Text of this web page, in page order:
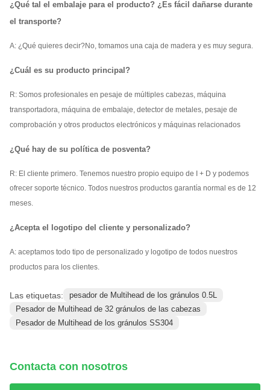
¿Qué tal el embalaje para el producto? ¿Es fácil dañarse durante
el transporte?
A: ¿Qué quieres decir?No, tomamos una caja de madera y es muy segura.
¿Cuál es su producto principal?
R: Somos profesionales en pesaje de múltiples cabezas, máquina
transportadora, máquina de embalaje, detector de metales, pesaje de
comprobación y otros productos electrónicos y máquinas relacionados
¿Qué hay de su política de posventa?
R: El cliente primero. Tenemos nuestro propio equipo de I + D y podemos
ofrecer soporte técnico. Todos nuestros productos garantía normal es de 12
meses.
¿Acepta el logotipo del cliente y personalizado?
A: aceptamos todo tipo de personalizado y logotipo de todos nuestros
productos para los clientes.
Las etiquetas:
pesador de Multihead de los gránulos 0.5L
Pesador de Multihead de 32 gránulos de las cabezas
Pesador de Multihead de los gránulos SS304
Contacta con nosotros